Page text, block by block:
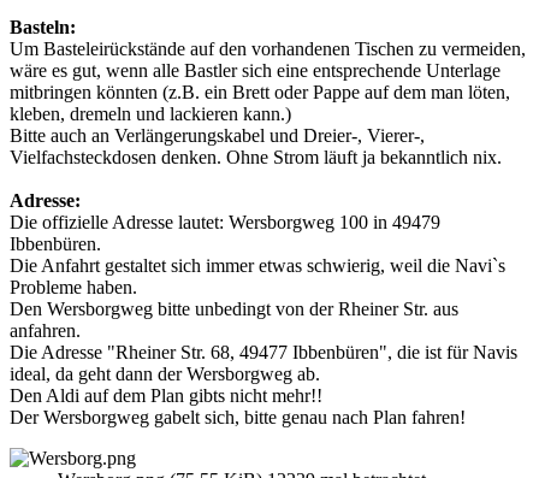
Basteln:
Um Basteleirückstände auf den vorhandenen Tischen zu vermeiden,
wäre es gut, wenn alle Bastler sich eine entsprechende Unterlage
mitbringen könnten (z.B. ein Brett oder Pappe auf dem man löten,
kleben, dremeln und lackieren kann.)
Bitte auch an Verlängerungskabel und Dreier-, Vierer-,
Vielfachsteckdosen denken. Ohne Strom läuft ja bekanntlich nix.
Adresse:
Die offizielle Adresse lautet: Wersborgweg 100 in 49479
Ibbenbüren.
Die Anfahrt gestaltet sich immer etwas schwierig, weil die Navi`s
Probleme haben.
Den Wersborgweg bitte unbedingt von der Rheiner Str. aus
anfahren.
Die Adresse "Rheiner Str. 68, 49477 Ibbenbüren", die ist für Navis
ideal, da geht dann der Wersborgweg ab.
Den Aldi auf dem Plan gibts nicht mehr!!
Der Wersborgweg gabelt sich, bitte genau nach Plan fahren!